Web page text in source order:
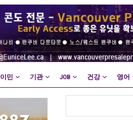
이민 기관 JOB 건강 영어